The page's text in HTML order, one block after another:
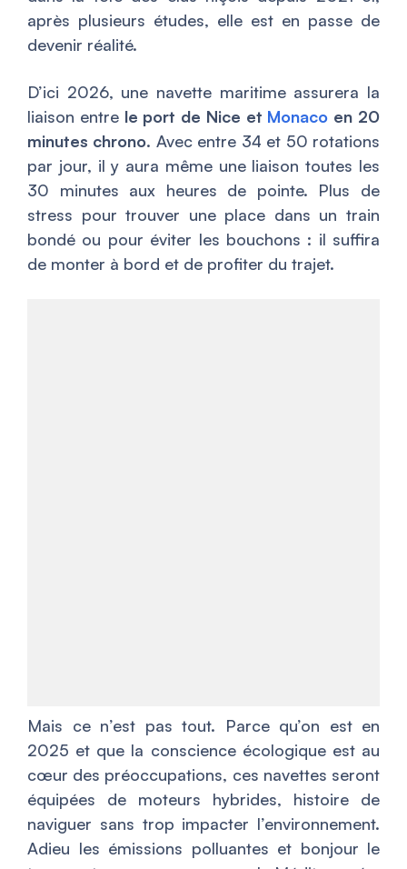
après plusieurs études, elle est en passe de
devenir réalité.
D’ici 2026, une navette maritime assurera la
liaison entre le port de Nice et Monaco en 20
minutes chrono. Avec entre 34 et 50 rotations
par jour, il y aura même une liaison toutes les
30 minutes aux heures de pointe. Plus de
stress pour trouver une place dans un train
bondé ou pour éviter les bouchons : il suffira
de monter à bord et de profiter du trajet.
Mais ce n’est pas tout. Parce qu’on est en
2025 et que la conscience écologique est au
cœur des préoccupations, ces navettes seront
équipées de moteurs hybrides, histoire de
naviguer sans trop impacter l’environnement.
Adieu les émissions polluantes et bonjour le